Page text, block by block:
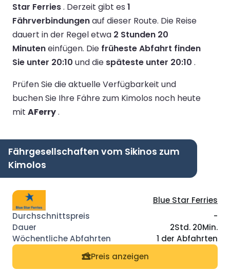
Star Ferries. Derzeit gibt es 1
Fährverbindungenauf dieser Route. Die Reise
dauert in der Regel etwa 2 Stunden 20
Minuteneinfügen. Die früheste Abfahrt finden
Sie unter 20:10 und die späteste unter 20:10 .
Prüfen Sie die aktuelle Verfügbarkeit und
buchen Sie Ihre Fähre zum Kimolos noch heute
mit AFerry.
Fährgesellschaften vom Sikinos zum
Kimolos
Blue Star Ferries
-
2Std. 20Min.
1 der Abfahrten
Preis anzeigen